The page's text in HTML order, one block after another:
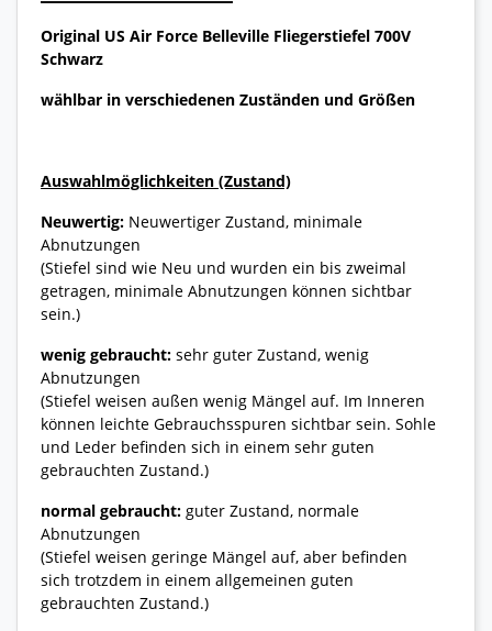
Original US Air Force Belleville Fliegerstiefel 700V
Schwarz
wählbar in verschiedenen Zuständen und Größen
Auswahlmöglichkeiten (Zustand)
Neuwertig: Neuwertiger Zustand, minimale
Abnutzungen
(Stiefel sind wie Neu und wurden ein bis zweimal
getragen, minimale Abnutzungen können sichtbar
sein.)
wenig gebraucht: sehr guter Zustand, wenig
Abnutzungen
(Stiefel weisen außen wenig Mängel auf. Im Inneren
können leichte Gebrauchsspuren sichtbar sein. Sohle
und Leder befinden sich in einem sehr guten
gebrauchten Zustand.)
normal gebraucht: guter Zustand, normale
Abnutzungen
(Stiefel weisen geringe Mängel auf, aber befinden
sich trotzdem in einem allgemeinen guten
gebrauchten Zustand.)